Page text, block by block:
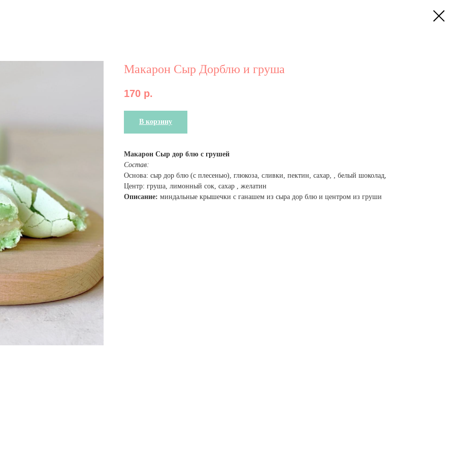
Макарон Сыр Дорблю и груша
170 р.
В корзину
Макарон Сыр дор блю с грушей
Состав:
Основа: сыр дор блю (с плесенью), глюкоза, сливки, пектин, сахар, , белый шоколад,
Центр: груша, лимонный сок, сахар , желатин
Описание: миндальные крышечки с ганашем из сыра дор блю и центром из груши